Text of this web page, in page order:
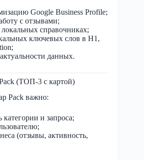
Google Business Profile;
с отзывами;
справочниках;
ключевых слов в H1,
данных.
(ТОП-3 с картой)
Pack важно:
категории и запроса;
(отзывы, активность,